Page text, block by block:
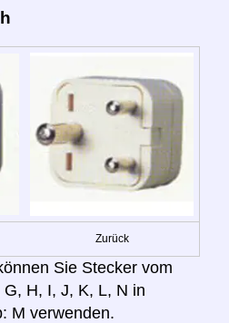
Zurück
Sie Stecker vom
H, I, J, K, L, N in
M verwenden.